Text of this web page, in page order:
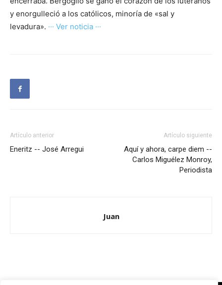
y enorgulleció a los católicos, minoría de «sal y
levadura». ··· Ver noticia ···
Artículo anterior
Eneritz -- José Arregui
Artículo siguiente
Aquí y ahora, carpe diem --
Carlos Miguélez Monroy,
Periodista
Juan